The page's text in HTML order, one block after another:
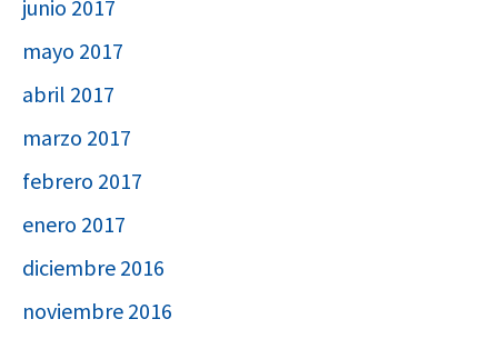
junio 2017
mayo 2017
abril 2017
marzo 2017
febrero 2017
enero 2017
diciembre 2016
noviembre 2016